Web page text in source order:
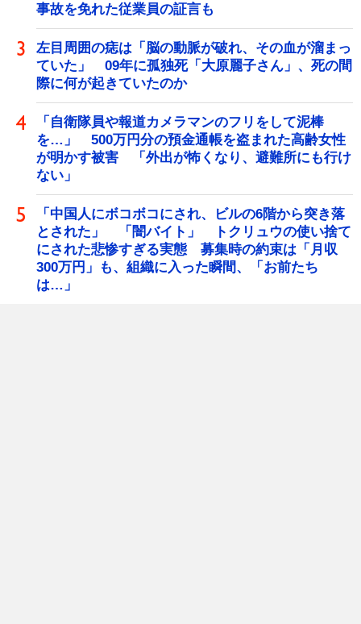
事故を免れた従業員の証言も
左目周囲の痣は「脳の動脈が破れ、その血が溜まっ
ていた」 09年に孤独死「大原麗子さん」、死の間
際に何が起きていたのか
「自衛隊員や報道カメラマンのフリをして泥棒
を…」 500万円分の預金通帳を盗まれた高齢女性
が明かす被害 「外出が怖くなり、避難所にも行け
ない」
「中国人にボコボコにされ、ビルの6階から突き落
とされた」 「闇バイト」 トクリュウの使い捨て
にされた悲惨すぎる実態 募集時の約束は「月収
300万円」も、組織に入った瞬間、「お前たち
は…」